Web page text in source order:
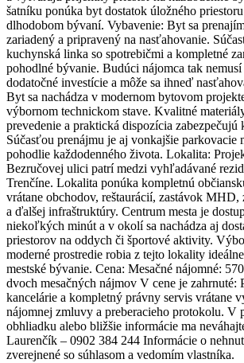
šatníku ponúka byt dostatok úložného
dlhodobom bývaní. Vybavenie: Byt sa
zariadený a pripravený na nasťahovanie.
kuchynská linka so spotrebičmi a kompletné
pohodlné bývanie. Budúci nájomca tak
dodatočné investície a môže sa ihneď
Byt sa nachádza v modernom bytovom
výbornom technickom stave. Kvalitné
prevedenie a praktická dispozícia zabezpečujú
Súčasťou prenájmu je aj vonkajšie parkovacie
pohodlie každodenného života. Lokalita:
Bezručovej ulici patrí medzi vyhľadávané
Trenčíne. Lokalita ponúka kompletnú
vrátane obchodov, reštaurácií, zastávok MHD,
a ďalšej infraštruktúry. Centrum mesta je
niekoľkých minút a v okolí sa nachádza aj
priestorov na oddych či športové aktivity.
moderné prostredie robia z tejto lokality
mestské bývanie. Cena: Mesačné nájomné:
dvoch mesačných nájmov V cene je zahrnuté:
kancelárie a kompletný právny servis vrátane
nájomnej zmluvy a preberacieho protokolu. V
obhliadku alebo bližšie informácie ma
Laurenčík – 0902 384 244 Informácie o
zverejnené so súhlasom a vedomím vlastníka.